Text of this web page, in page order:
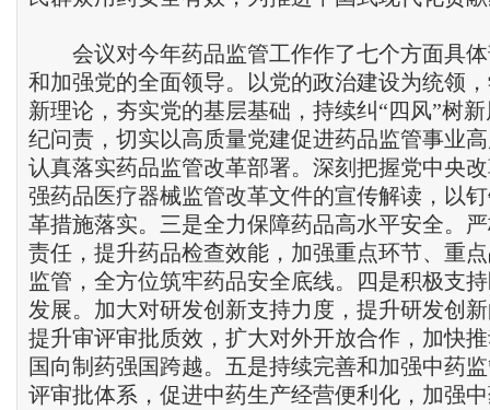
会议对今年药品监管工作作了七个方面具体
和加强党的全面领导。以党的政治建设为统领
新理论，夯实党的基层基础，持续纠“四风”树
纪问责，切实以高质量党建促进药品监管事业
认真落实药品监管改革部署。深刻把握党中央
强药品医疗器械监管改革文件的宣传解读，以
革措施落实。三是全力保障药品高水平安全。
责任，提升药品检查效能，加强重点环节、重
监管，全方位筑牢药品安全底线。四是积极支
发展。加大对研发创新支持力度，提升研发创
提升审评审批质效，扩大对外开放合作，加快
国向制药强国跨越。五是持续完善和加强中药
评审批体系，促进中药生产经营便利化，加强